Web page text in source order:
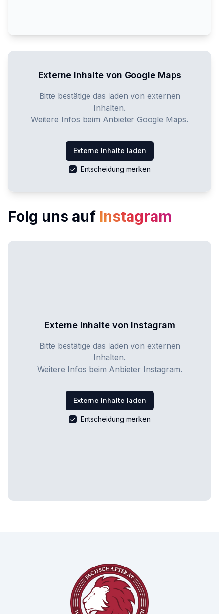
Externe Inhalte von Google Maps
Bitte bestätige das laden von externen
Inhalten.
Weitere Infos beim Anbieter Google Maps.
Externe Inhalte laden
Entscheidung merken
Folg uns auf Instagram
Externe Inhalte von Instagram
Bitte bestätige das laden von externen
Inhalten.
Weitere Infos beim Anbieter Instagram.
Externe Inhalte laden
Entscheidung merken